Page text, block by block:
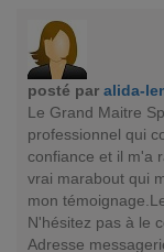
posté par alida-
Le Grand Maitre
professionnel qui
confiance et il m'a
vrai marabout qui
mon
N'hésitez pas à le
Adresse